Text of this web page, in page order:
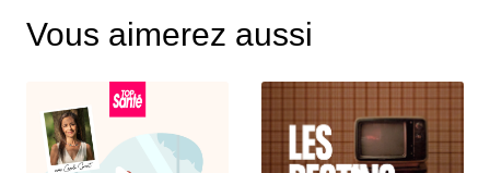
trois leçons majeures à retenir de cet
00:03:11 - IL Y A 2 MOIS
Comment l'intelligence artificielle
devient un confident pour les jeunes
00:03:16 - IL Y A 2 MOIS
Vous aimerez aussi